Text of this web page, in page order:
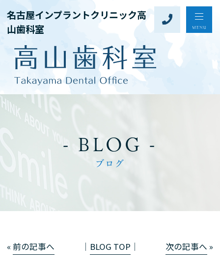
名古屋インプラントクリニック高
山歯科室
- BLOG -
ブログ
« 前の記事へ │ BLOG TOP │ 次の記事へ »